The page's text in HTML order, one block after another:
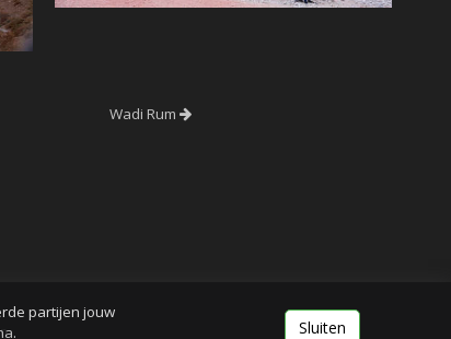
Wadi Rum
partijen jouw
. Sluiten